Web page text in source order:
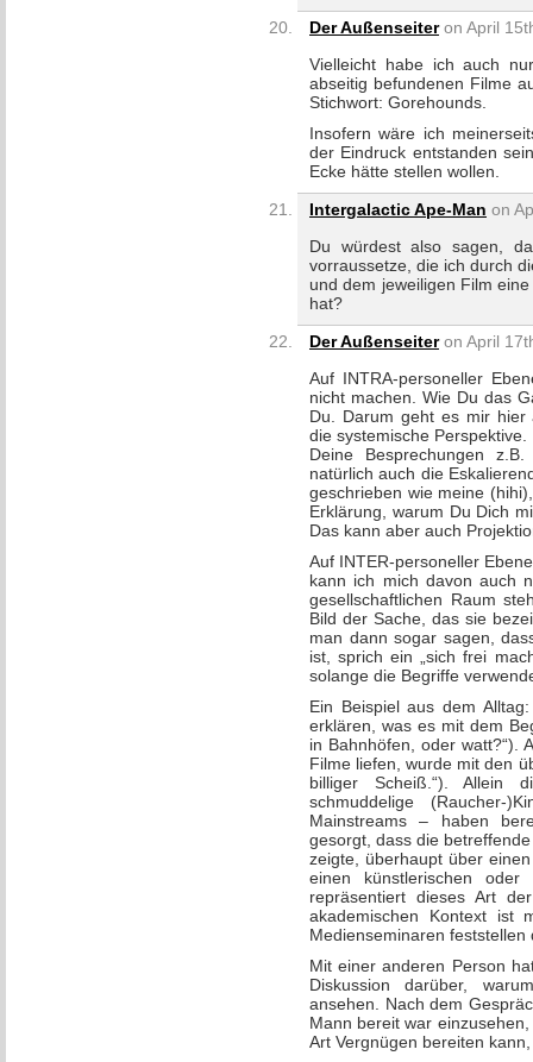
Der Außenseiteron April
Vielleicht habe ich auch
abseitig befundenen Filme
Stichwort: Gorehounds.
Insofern wäre ich
der Eindruck entstanden
Ecke hätte stellen wollen.
Intergalactic Ape-Man on
Du würdest also sagen,
vorraussetze, die ich durch
und dem jeweiligen Film
hat?
Der Außenseiteron April
Auf INTRA-personeller
nicht machen. Wie Du das
Du. Darum geht es mir hier
die systemische Perspektive.
Deine Besprechungen
natürlich auch die
geschrieben wie meine
Erklärung, warum Du Dich
Das kann aber auch
Auf INTER-personeller
kann ich mich davon auch
gesellschaftlichen Raum
Bild der Sache, das sie
man dann sogar sagen,
ist, sprich ein „sich frei
solange die Begriffe
Ein Beispiel aus dem
erklären, was es mit dem
in Bahnhöfen, oder watt?“).
Filme liefen, wurde mit den
billiger Scheiß.“). Allein
schmuddelige (Raucher-
Mainstreams – haben
gesorgt, dass die
zeigte, überhaupt über
einen künstlerischen oder
repräsentiert dieses Art
akademischen Kontext ist
Medienseminaren feststellen
Mit einer anderen Person
Diskussion darüber,
ansehen. Nach dem
Mann bereit war
Art Vergnügen bereiten